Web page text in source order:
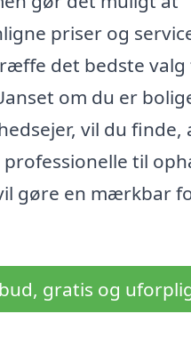
priser og
det bedste
om du er
vil du finde,
til
gøre en mærkbar
gratis og